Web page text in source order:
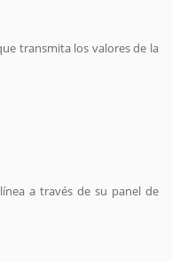
transmita los valores de la
a través de su panel de